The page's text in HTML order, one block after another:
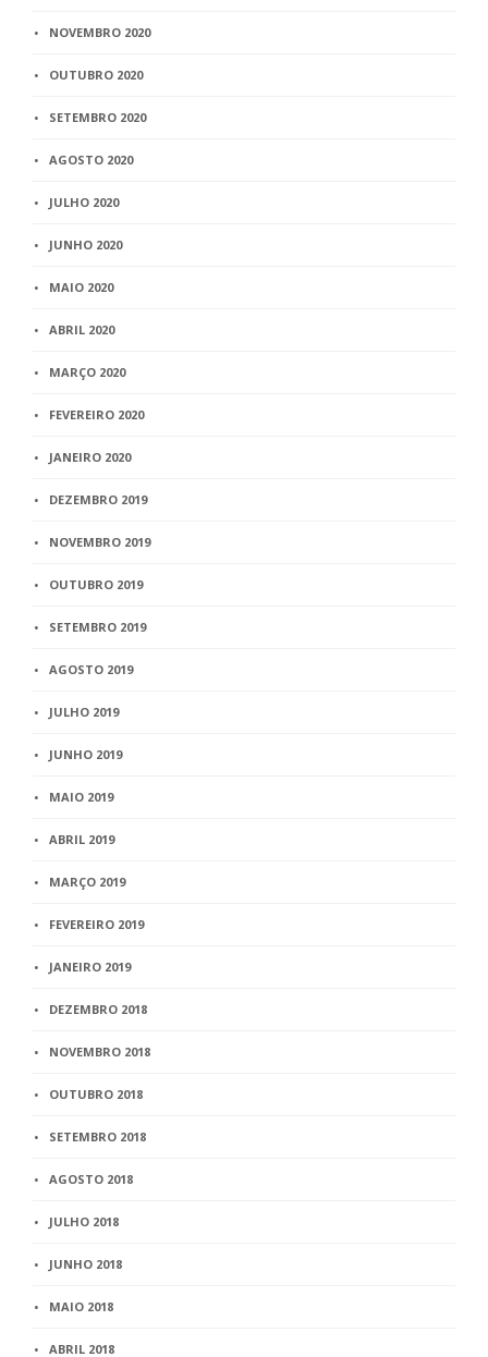
NOVEMBRO 2020
OUTUBRO 2020
SETEMBRO 2020
AGOSTO 2020
JULHO 2020
JUNHO 2020
MAIO 2020
ABRIL 2020
MARÇO 2020
FEVEREIRO 2020
JANEIRO 2020
DEZEMBRO 2019
NOVEMBRO 2019
OUTUBRO 2019
SETEMBRO 2019
AGOSTO 2019
JULHO 2019
JUNHO 2019
MAIO 2019
ABRIL 2019
MARÇO 2019
FEVEREIRO 2019
JANEIRO 2019
DEZEMBRO 2018
NOVEMBRO 2018
OUTUBRO 2018
SETEMBRO 2018
AGOSTO 2018
JULHO 2018
JUNHO 2018
MAIO 2018
ABRIL 2018